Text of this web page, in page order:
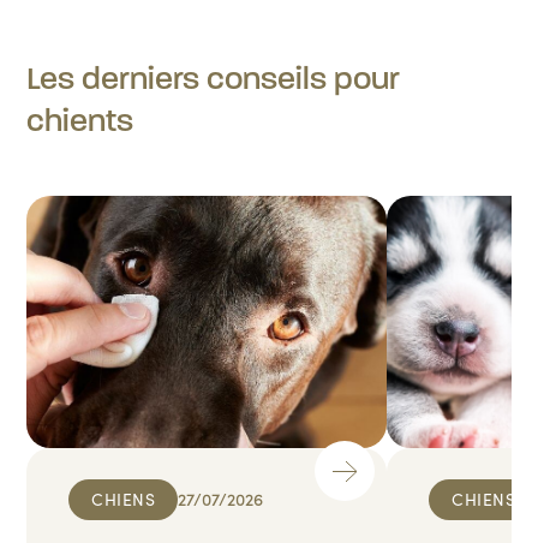
Les derniers conseils pour
chients
CHIENS 27/07/2026 CHIENS